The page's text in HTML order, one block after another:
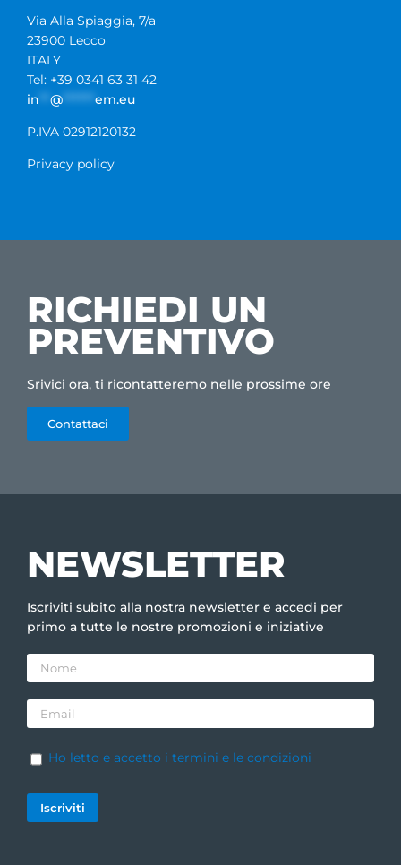
Via Alla Spiaggia, 7/a
23900 Lecco
ITALY
Tel: +39 0341 63 31 42
in
@ ****** em.eu
P.IVA 02912120132
Privacy policy
RICHIEDI UN
PREVENTIVO
Srivici ora, ti ricontatteremo nelle prossime ore
Contattaci
NEWSLETTER
Iscriviti subito alla nostra newsletter e accedi per
primo a tutte le nostre promozioni e iniziative
Ho letto e accetto i termini e le condizioni